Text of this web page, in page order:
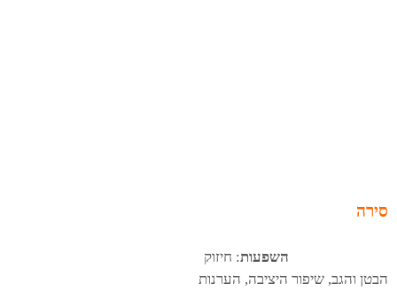
סירה
השפעות: חיזוק
הבטן והגב, שיפור היציבה, הערנות